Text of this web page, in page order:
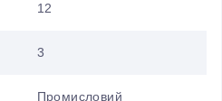
12
3
Промисловий